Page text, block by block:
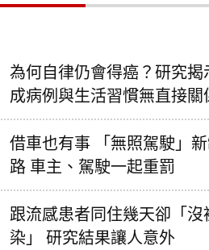
為何自律仍會得癌？研究揭
成病例與生活習慣無直接關
借車也有事 「無照駕駛」
路 車主、駕駛一起重罰
跟流感患者同住幾天卻「沒
染」 研究結果讓人意外